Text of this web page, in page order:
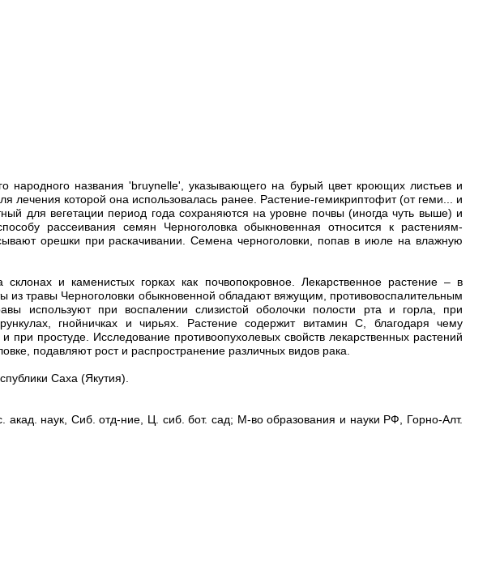
народного названия 'bruynelle', указывающего на бурый цвет кроющих листьев и
лечения которой она использовалась ранее. Растение-гемикриптофит (от геми... и
для вегетации период года сохраняются на уровне почвы (иногда чуть выше) и
рассеивания семян Черноголовка обыкновенная относится к растениям-
орешки при раскачивании. Семена черноголовки, попав в июле на влажную
и каменистых горках как почвопокровное. Лекарственное растение – в
из травы Черноголовки обыкновенной обладают вяжущим, противовоспалительным
используют при воспалении слизистой оболочки полости рта и горла, при
гнойничках и чирьях. Растение содержит витамин C, благодаря чему
простуде. Исследование противоопухолевых свойств лекарственных растений
подавляют рост и распространение различных видов рака.
Саха (Якутия).
наук, Сиб. отд-ние, Ц. сиб. бот. сад; М-во образования и науки РФ, Горно-Алт.